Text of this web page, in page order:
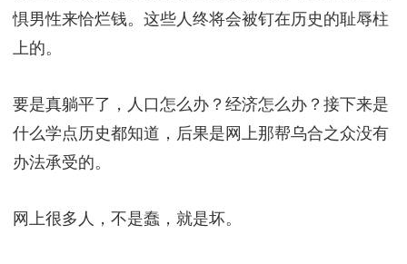
惧男性来恰烂钱。这些人终将会被钉在历史的耻辱柱
上的。
要是真躺平了，人口怎么办？经济怎么办？接下来是
什么学点历史都知道，后果是网上那帮乌合之众没有
办法承受的。
网上很多人，不是蠢，就是坏。